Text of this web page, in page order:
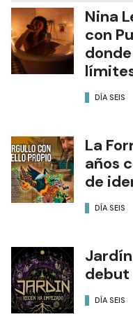
Nina
con
DÍA SEIS
La
años
de
DÍA SEIS
debut
DÍA SEIS